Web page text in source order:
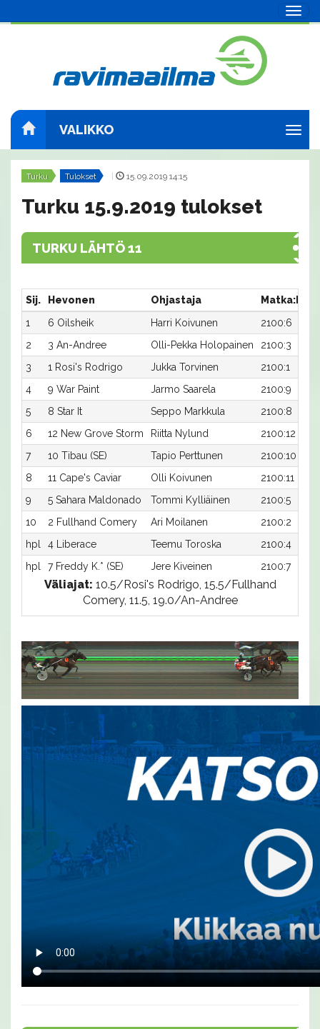
VALIKKO
Turku Tulokset 15.09.2019 14:15
Turku 15.9.2019 tulokset
TURKU LÄHTÖ 11
Sij. Hevonen Ohjastaja
Matka:Rata
1
6 Oilsheik Harri Koivunen
2100:6
2
3 An-Andree Olli-Pekka Holopainen
2100:3
3
1 Rosi's Rodrigo Jukka Torvinen
2100:1
4
9 War Paint Jarmo Saarela
2100:9
5
8 Star It Seppo Markkula
2100:8
6
12 New Grove Storm Riitta Nylund
2100:12
7
10 Tibau (SE) Tapio Perttunen
2100:10
8
11 Cape's Caviar Olli Koivunen
2100:11
9
5 Sahara Maldonado Tommi Kylliäinen
2100:5
10
2 Fullhand Comery Ari Moilanen
2100:2
hpl
4 Liberace Teemu Toroska
2100:4
hpl
7 Freddy K.* (SE) Jere Kiveinen 2100:7
Väliajat: 10.5/Rosi's Rodrigo, 15.5/Fullhand
Comery, 11.5, 19.0/An-Andree